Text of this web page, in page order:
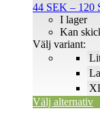
44 SEK – 120
I lager
Kan
Välj variant:
Välj alternativ
varianter.
olika
alternativen
produktsidan